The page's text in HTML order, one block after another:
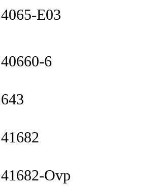
4065-E03
40660-6
643
41682
41682-Ovp